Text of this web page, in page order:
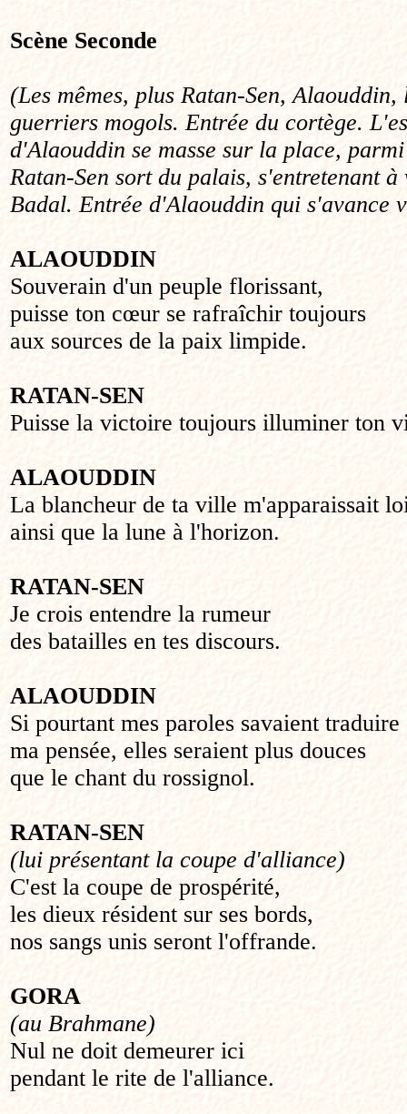
Scène Seconde
(Les mêmes, plus Ratan-Sen, Alaouddin,
guerriers mogols. Entrée du cortège.
d'Alaouddin se masse sur la place,
Ratan-Sen sort du palais, s'entretenant à
Badal. Entrée d'Alaouddin qui s'avance
ALAOUDDIN
Souverain d'un peuple florissant,
puisse ton cœur se rafraîchir toujours
aux sources de la paix limpide.
RATAN-SEN
Puisse la victoire toujours illuminer ton
ALAOUDDIN
La blancheur de ta ville m'apparaissait
ainsi que la lune à l'horizon.
RATAN-SEN
Je crois entendre la rumeur
des batailles en tes discours.
ALAOUDDIN
Si pourtant mes paroles savaient traduire
ma pensée, elles seraient plus douces
que le chant du rossignol.
RATAN-SEN
(lui présentant la coupe d'alliance)
C'est la coupe de prospérité,
les dieux résident sur ses bords,
nos sangs unis seront l'offrande.
GORA
(au Brahmane)
Nul ne doit demeurer ici
pendant le rite de l'alliance.